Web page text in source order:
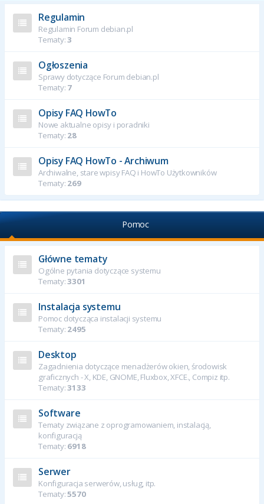
Regulamin
Regulamin Forum debian.pl
Tematy:3
Ogłoszenia
Sprawy dotyczące Forum debian.pl
Tematy: 7
Opisy FAQ HowTo
Nowe aktualne opisy i poradniki
Tematy: 28
Opisy FAQ HowTo - Archiwum
Archiwalne, stare wpisy FAQ i HowTo Użytkowników
Tematy: 269
Pomoc
Główne tematy
Ogólne pytania dotyczące systemu
Tematy:3301
Instalacja systemu
Pomoc dotycząca instalacji systemu
Tematy: 2495
Desktop
Zagadnienia dotyczące menadżerów okien, środowisk
graficznych - X, KDE, GNOME, Fluxbox, XFCE., Compiz itp.
Tematy:3133
Software
Tematy związane z oprogramowaniem, instalacją,
konfiguracją
Tematy: 6918
Serwer
Konfiguracja serwerów, usług, itp.
Tematy:5570